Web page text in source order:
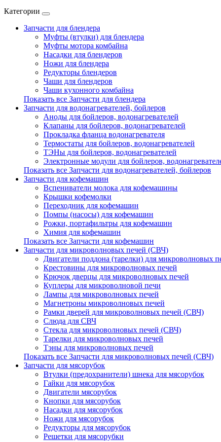
Категории
Запчасти для блендера
Муфты (втулки) для блендера
Муфты мотора комбайна
Насадки для блендеров
Ножи для блендера
Редукторы блендеров
Чаши для блендеров
Чаши кухонного комбайна
Показать все Запчасти для блендера
Запчасти для водонагревателей, бойлеров
Аноды для бойлеров, водонагревателей
Клапаны для бойлеров, водонагревателей
Прокладка фланца водонагревателя
Термостаты для бойлеров, водонагревателей
ТЭНы для бойлеров, водонагревателей
Электронные модули для бойлеров,
Показать все Запчасти для водонагревателей, бойлеров
Запчасти для кофемашин
Вспениватели молока для кофемашины
Крышки кофемолки
Переходник для кофемашин
Помпы (насосы) для кофемашин
Рожки, портафильтры для кофемашин
Химия для кофемашин
Показать все Запчасти для кофемашин
Запчасти для микроволновых печей (СВЧ)
Двигатели поддона (тарелки) для микроволновых
Крестовины для микроволновых печей
Крючок дверцы для микроволновых печей
Куплеры для микроволновой печи
Лампы для микроволновых печей
Магнетроны микроволновых печей
Рамки дверей для микроволновых печей (СВЧ)
Слюда для СВЧ
Стекла для микроволновых печей (СВЧ)
Тарелки для микроволновых печей
Тэны для микроволновых печей
Показать все Запчасти для микроволновых печей (СВЧ)
Запчасти для мясорубок
Втулки (предохранители) шнека для мясорубок
Гайки для мясорубок
Двигатели мясорубок
Кнопки для мясорубок
Насадки для мясорубок
Ножи для мясорубок
Редукторы для мясорубок
Решетки для мясорубки